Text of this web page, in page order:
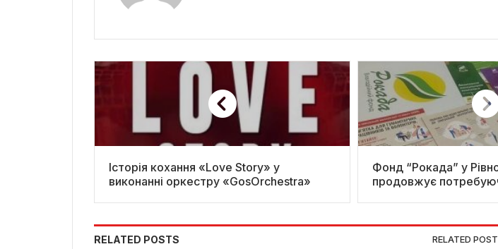
Історія кохання «Love Story» у
виконанні оркестру «GosOrchestra»
Фонд “Рокада” у
продовжує
RELATED POSTS RELATED